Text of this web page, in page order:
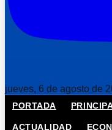
jueves, 6 de agosto de
PORTADA
ACTUALIDAD